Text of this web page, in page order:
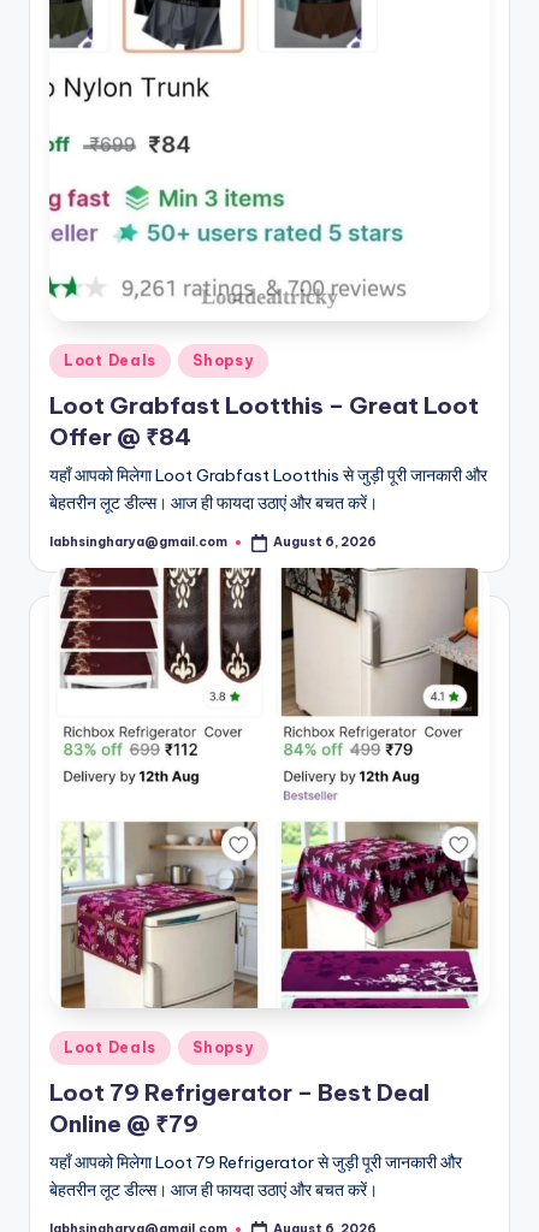
Posted
in
Loot Deals Shopsy
Loot Grabfast Lootthis – Great Loot
Offer @ ₹84
यहाँ आपको मिलेगा Loot Grabfast Lootthis से जुड़ी पूरी जानकारी और
बेहतरीन लूट डील्स। आज ही फायदा उठाएं और बचत करें।
Posted
labhsingharya@gmail.com August 6, 2026
Posted
in
Loot Deals Shopsy
Loot 79 Refrigerator – Best Deal
Online @ ₹79
यहाँ आपको मिलेगा Loot 79 Refrigerator से जुड़ी पूरी जानकारी और
बेहतरीन लूट डील्स। आज ही फायदा उठाएं और बचत करें।